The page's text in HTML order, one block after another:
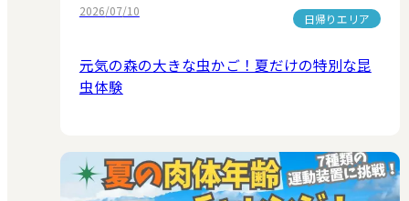
2026/07/10
日帰りエリア
元気の森の大きな虫かご！夏だけの特別な昆
虫体験